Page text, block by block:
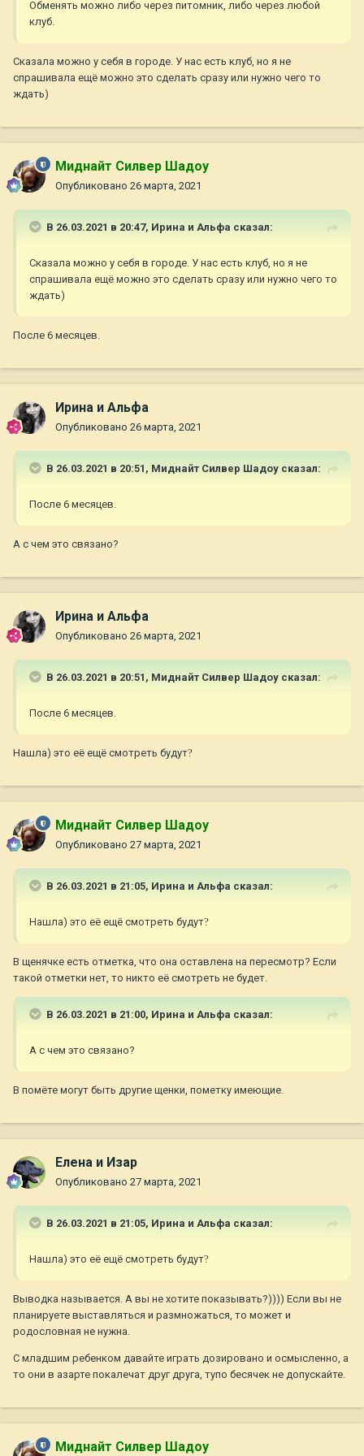
Обменять можно либо через питомник, либо через любой
клуб.
Сказала можно у себя в городе. У нас есть клуб, но я не
спрашивала ещё можно это сделать сразу или нужно чего то
ждать)
Миднайт Силвер Шадоу
Опубликовано 26 марта, 2021
В 26.03.2021 в 20:47, Ирина и Альфа сказал:
Сказала можно у себя в городе. У нас есть клуб, но я не
спрашивала ещё можно это сделать сразу или нужно чего то
ждать)
После 6 месяцев.
Ирина и Альфа
Опубликовано 26 марта, 2021
В 26.03.2021 в 20:51, Миднайт Силвер Шадоу сказал:
После 6 месяцев.
А с чем это связано?
Ирина и Альфа
Опубликовано 26 марта, 2021
В 26.03.2021 в 20:51, Миднайт Силвер Шадоу сказал:
После 6 месяцев.
Нашла) это её ещё смотреть будут?
Миднайт Силвер Шадоу
Опубликовано 27 марта, 2021
В 26.03.2021 в 21:05, Ирина и Альфа сказал:
Нашла) это её ещё смотреть будут?
В щенячке есть отметка, что она оставлена на пересмотр? Если
такой отметки нет, то никто её смотреть не будет.
В 26.03.2021 в 21:00, Ирина и Альфа сказал:
А с чем это связано?
В помёте могут быть другие щенки, пометку имеющие.
Елена и Изар
Опубликовано 27 марта, 2021
В 26.03.2021 в 21:05, Ирина и Альфа сказал:
Нашла) это её ещё смотреть будут?
Выводка называется. А вы не хотите показывать?)))) Если вы не
планируете выставляться и размножаться, то может и
родословная не нужна.
С младшим ребенком давайте играть дозировано и осмысленно, а
то они в азарте покалечат друг друга, тупо бесячек не допускайте.
Миднайт Силвер Шадоу